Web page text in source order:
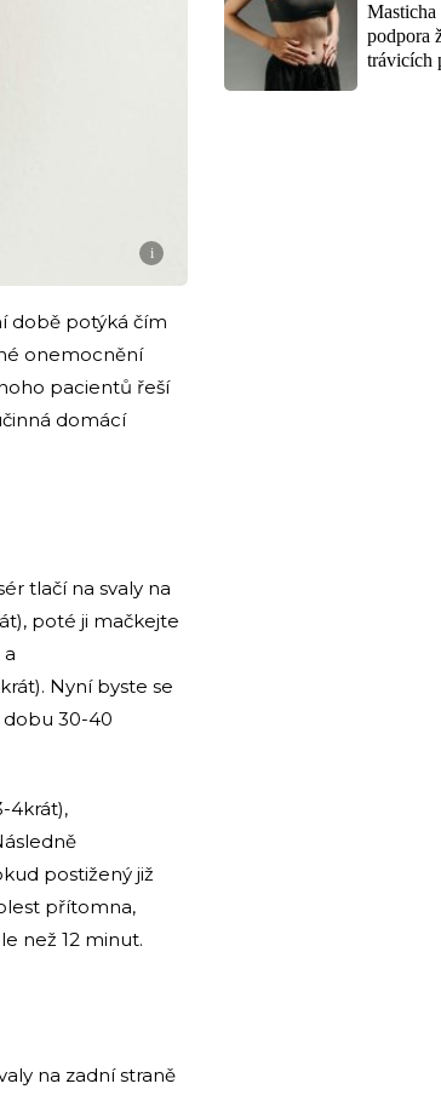
i
době potýká čím
onemocnění
pacientů řeší
domácí
tlačí na svaly na
poté ji mačkejte
Nyní byste se
30-40
4krát),
postižený již
přítomna,
než 12 minut.
na zadní straně
podpora
trávicích